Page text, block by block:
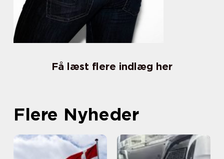
Få læst flere indlæg her
Flere Nyheder